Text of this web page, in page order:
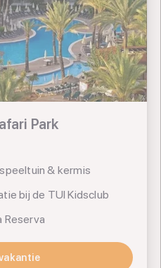
Park
& kermis
bij de TUI Kidsclub
Reserva
TUI